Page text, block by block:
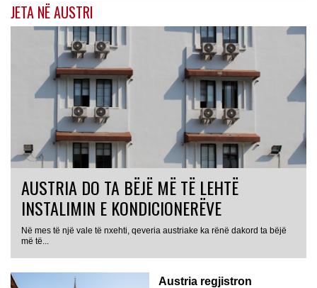
JETA NË AUSTRI
AUSTRIA DO TA BËJË MË TË LEHTË
INSTALIMIN E KONDICIONERËVE
Në mes të një vale të nxehti, qeveria austriake ka rënë dakord ta bëjë
më të...
Austria regjistron